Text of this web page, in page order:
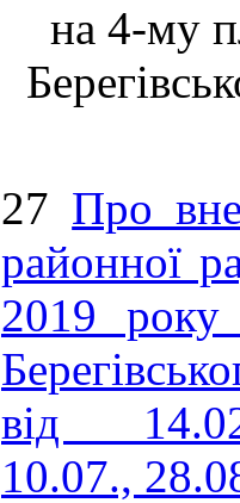
на 4-му
27 Про
районної
2019
від
10.07.,